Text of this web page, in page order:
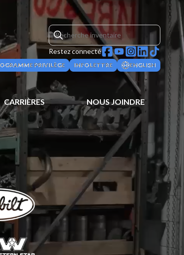
Restez connecté
PRIVILÈGE INFOLETTRE ENGLISH
CARRIÈRES NOUS JOINDRE